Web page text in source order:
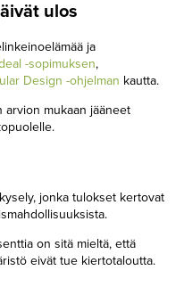
ulos
ja
-sopimuksen,
Design -ohjelman kautta.
arvion mukaan jääneet
jonka tulokset kertovat
on sitä mieltä, että
eivät tue kiertotaloutta.